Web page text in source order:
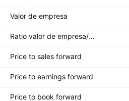
Valor de empresa
Ratio valor de empresa/EBITDA
Price to sales forward
Price to earnings forward
Price to book forward